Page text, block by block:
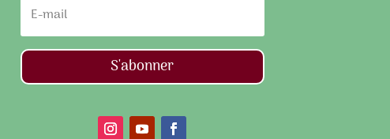
S'abonner